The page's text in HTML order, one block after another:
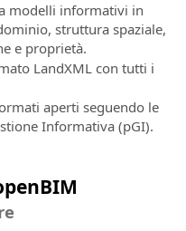
modelli informativi in
struttura spaziale,
e proprietà.
LandXML con tutti i
aperti seguendo le
Informativa (pGI).